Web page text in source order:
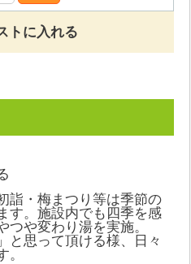
トに入れる
詣・梅まつり等は季節の
す。施設内でも四季を感
つや変わり湯を実施。
と思って頂ける様、日々
。